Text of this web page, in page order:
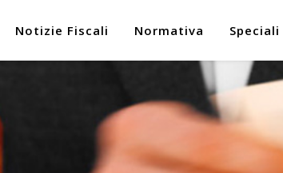
Notizie Fiscali Normativa Speciali